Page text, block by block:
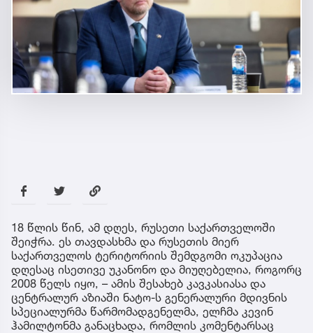
18 წლის წინ, ამ დღეს, რუსეთი საქართველოში
შეიჭრა. ეს თავდასხმა და რუსეთის მიერ
საქართველოს ტერიტორიის შემდგომი ოკუპაცია
დღესაც ისეთივე უკანონო და მიუღებელია, როგორც
2008 წელს იყო, – ამის შესახებ კავკასიასა და
ცენტრალურ აზიაში ნატო-ს გენერალური მდივნის
სპეციალურმა წარმომადგენელმა, ელჩმა კევინ
ჰამილტონმა განაცხადა, რომლის კომენტარსაც